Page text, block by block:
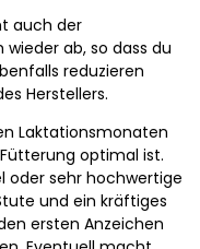
auch der
ab, so dass du
reduzieren
Herstellers.
Laktationsmonaten
optimal ist.
oder sehr hochwertige
und ein kräftiges
ersten Anzeichen